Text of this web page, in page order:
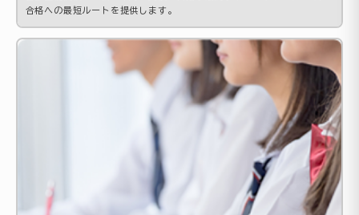
合格への最短ルートを提供します。